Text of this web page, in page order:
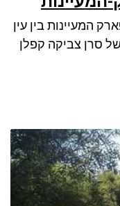
המעיינות בין עין
סרן צביקה קפלן